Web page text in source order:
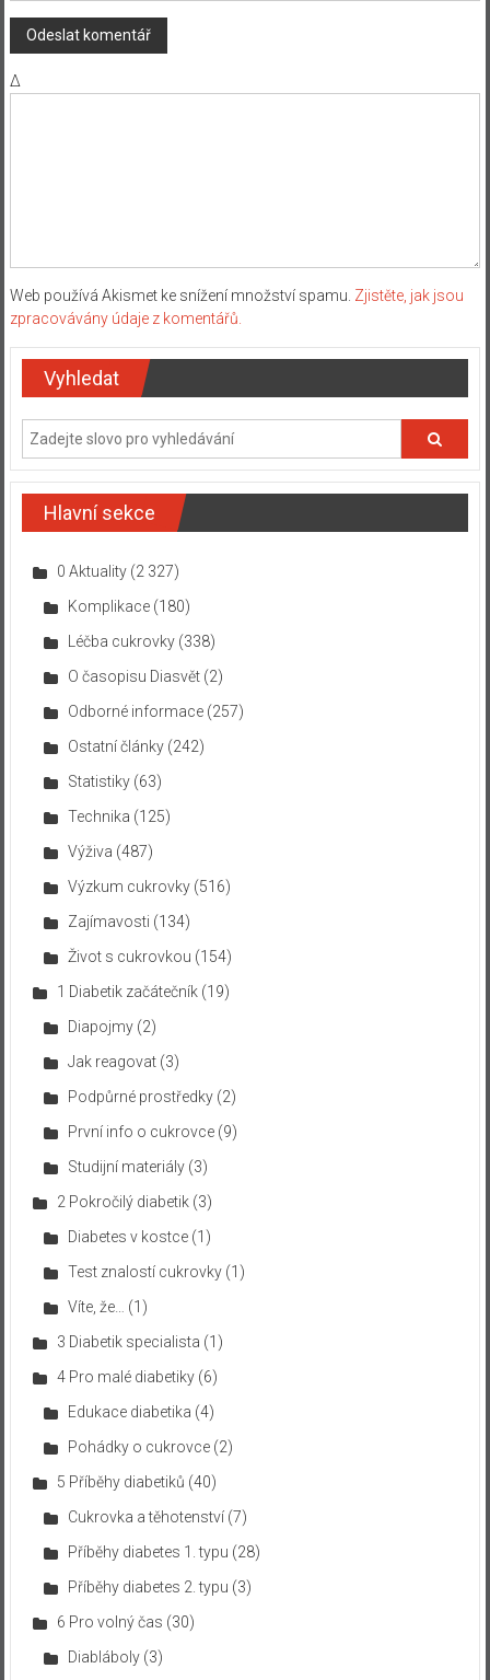
Δ
Web používá Akismet ke snížení množství spamu. Zjistěte, jak jsou
zpracovávány údaje z komentářů.
Vyhledat
Hlavní sekce
0 Aktuality(2 327)
Komplikace(180)
Léčba cukrovky(338)
O časopisu Diasvět(2)
Odborné informace(257)
Ostatní články(242)
Statistiky(63)
Technika (125)
Výživa (487)
Výzkum cukrovky(516)
Zajímavosti (134)
Život s cukrovkou (154)
1 Diabetik začátečník(19)
Diapojmy(2)
Jak reagovat(3)
Podpůrné prostředky(2)
První info o cukrovce(9)
Studijní materiály(3)
2 Pokročilý diabetik(3)
Diabetes v kostce(1)
Test znalostí cukrovky(1)
Víte, že…
(1)
3 Diabetik specialista (1)
4 Pro malé diabetiky(6)
Edukace diabetika (4)
Pohádky o cukrovce(2)
5 Příběhy diabetiků (40)
Cukrovka a těhotenství(7)
Příběhy diabetes 1. typu (28)
Příběhy diabetes 2. typu (3)
6 Pro volný čas (30)
Diabláboly(3)